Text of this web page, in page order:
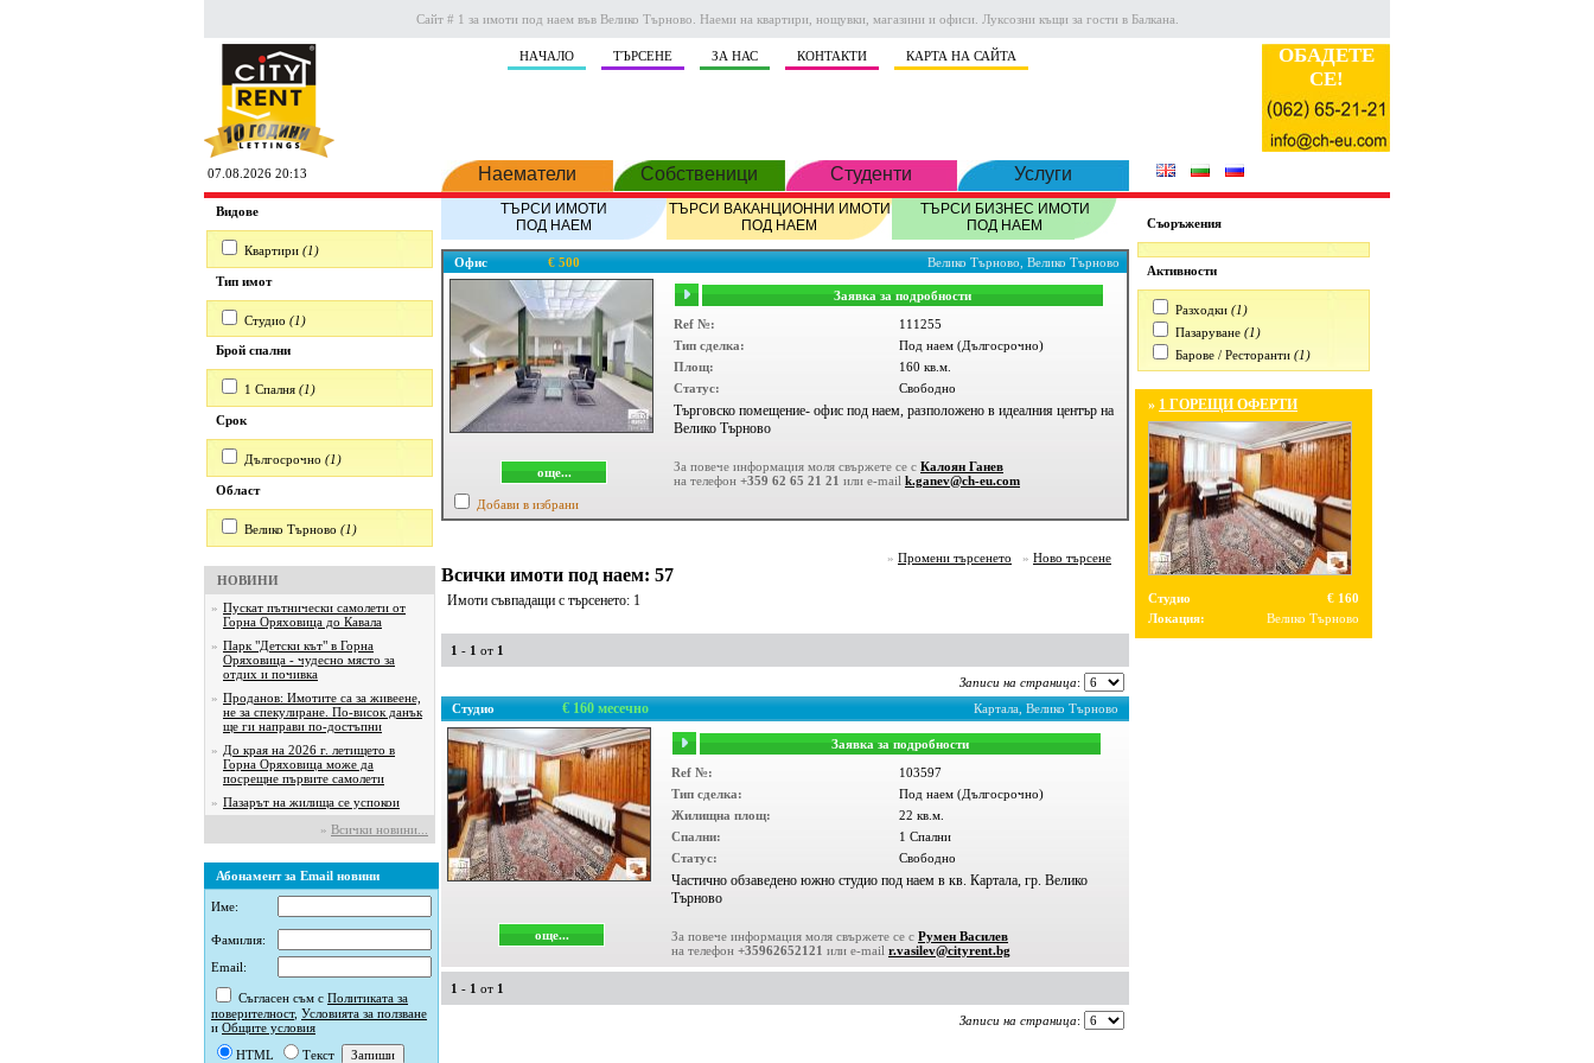
Сайт # 1 за имоти под наем във Велико Търново. Наеми на квартири, нощувки, магазини и офиси. Луксозни къщи за гости в Балкана.
НAЧАЛО ТЪРСЕНЕ ЗА НАС КОНТАКТИ КАРТА НА САЙТА
ОБАДЕТЕ
СЕ!
07.08.2026 20:13 Наематели Собственици Студенти Услуги
Видове
Квартири (1)
Тип имот
Студио (1)
Брой спални
1 Спалня (1)
Срок
Дългосрочно (1)
Област
Велико Търново (1)
НОВИНИ
» Пускат пътнически самолети от
Горна Оряховица до Кавала
» Парк "Детски кът" в Горна
Оряховица - чудесно място за
отдих и почивка
» Проданов: Имотите са за живеене,
не за спекулиране. По-висок данък
ще ги направи по-достъпни
» До края на 2026 г. летището в
Горна Оряховица може да
посрещне първите самолети
» Пазарът на жилища се успокои
» Всички новини...
Абонамент за Email новини
Име:
Фамилия:
Email:
Съгласен съм с Политиката за
поверителност, Условията за ползване
и Общите условия
HTML
Текст
ТЪРСИ ИМОТИ
ПОД НАЕМ
ТЪРСИ ВАКАНЦИОННИ ИМОТИ
ПОД НАЕМ
ТЪРСИ БИЗНЕС ИМОТИ
ПОД НАЕМ
Офис € 500 Велико Търново, Велико Търново
Заявка за подробности
Ref №:
111255
Тип сделка:
Под наем (Дългосрочно)
Площ:
160 кв.м.
Статус:
Свободно
Търговско помещение- офис под наем, разположено в идеалния център на
Велико Търново
За повече информация моля свържете се с Калоян Ганев
на телефон +359 62 65 21 21 или e-mail k.ganev@ch-eu.com
още...
Добави в избрани
» Промени търсенето » Ново търсене
Всички имоти под наем: 57
Имоти съвпадащи с търсенето: 1
1 - 1 от 1
Записи на страница:
Студио
€ 160 месечно Картала, Велико Търново
Заявка за подробности
Ref №:
103597
Тип сделка:
Под наем (Дългосрочно)
Жилищна площ:
22 кв.м.
Спални:
1 Спални
Статус:
Свободно
Частично обзаведено южно студио под наем в кв. Картала, гр. Велико
Търново
За повече информация моля свържете се с Румен Василев
на телефон +35962652121 или e-mail r.vasilev@cityrent.bg
още...
1 - 1 от 1
Записи на страница:
Съоръжения
Активности
Разходки (1)
Пазаруване (1)
Барове / Ресторанти (1)
» 1 ГОРЕЩИ ОФЕРТИ
Студио
€ 160
Локация:
Велико Търново